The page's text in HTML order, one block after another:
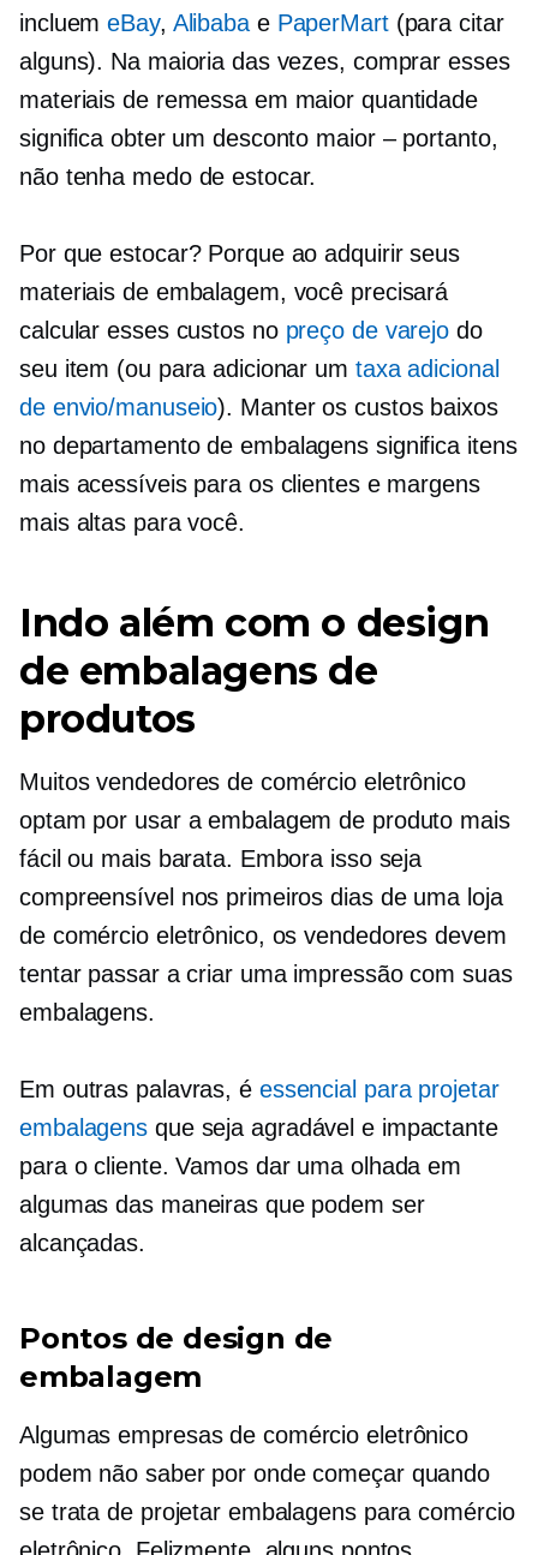
incluemeBay, Alibabae PaperMart(para citar
alguns). Na maioria das vezes, comprar esses
materiais de remessa em maior quantidade
significa obter um desconto maior – portanto,
não tenha medo de estocar.
Por que estocar? Porque ao adquirir seus
materiais de embalagem, você precisará
calcular esses custos no preço de varejo do
seu item (ou para adicionar um taxa adicional
de envio/manuseio). Manter os custos baixos
no departamento de embalagens significa itens
mais acessíveis para os clientes e margens
mais altas para você.
Indo além com o design
de embalagens de
produtos
Muitos vendedores de comércio eletrônico
optam por usar a embalagem de produto mais
fácil ou mais barata. Embora isso seja
compreensível nos primeiros dias de uma loja
de comércio eletrônico, os vendedores devem
tentar passar a criar uma impressão com suas
embalagens.
Em outras palavras, é essencial para projetar
embalagens que seja agradável e impactante
para o cliente. Vamos dar uma olhada em
algumas das maneiras que podem ser
alcançadas.
Pontos de design de
embalagem
Algumas empresas de comércio eletrônico
podem não saber por onde começar quando
se trata de projetar embalagens para comércio